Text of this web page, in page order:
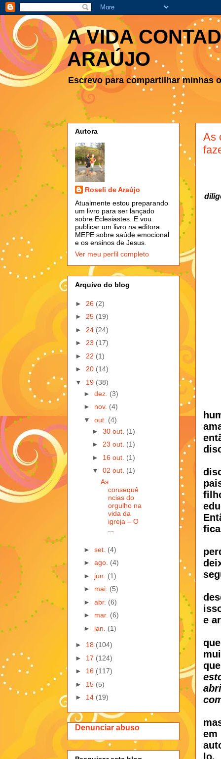
A VIDA
ARAÚJO
Escrevo para compartilhar minhas
As
e
lo.
Autora
Roseli de Araújo
Atualmente estou preparando
um livro para ser lançado
sobre Eclesiastes. E vou
publicar um livro na editora
MEPE sobre saúde emocional
e os ensinos de Jesus.
Ver meu perfil completo
Arquivo do blog
► 26 (2)
► 25 (19)
► 24 (24)
► 23 (17)
► 22 (1)
► 20 (14)
▼ 19 (38)
► dez. (3)
► nov. (4)
▼ out. (4)
► 30 out. (1)
► 23 out. (1)
► 16 out. (1)
▼ 02 out. (1)
As
consequê
ncias do
orgulho na
vida da
igreja – O
...
► set. (4)
► ago. (4)
► jun. (1)
► mai. (5)
► abr. (6)
► mar. (6)
► jan. (1)
► 18 (104)
► 17 (124)
► 16 (117)
► 15 (5)
► 14 (19)
Denunciar abuso